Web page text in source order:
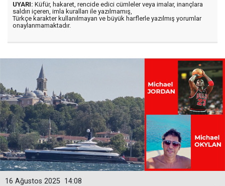
UYARI: Küfür, hakaret, rencide edici cümleler veya imalar, inançlara
saldırı içeren, imla kuralları ile yazılmamış,
Türkçe karakter kullanılmayan ve büyük harflerle yazılmış yorumlar
onaylanmamaktadır.
14:08
16 Ağustos 2025